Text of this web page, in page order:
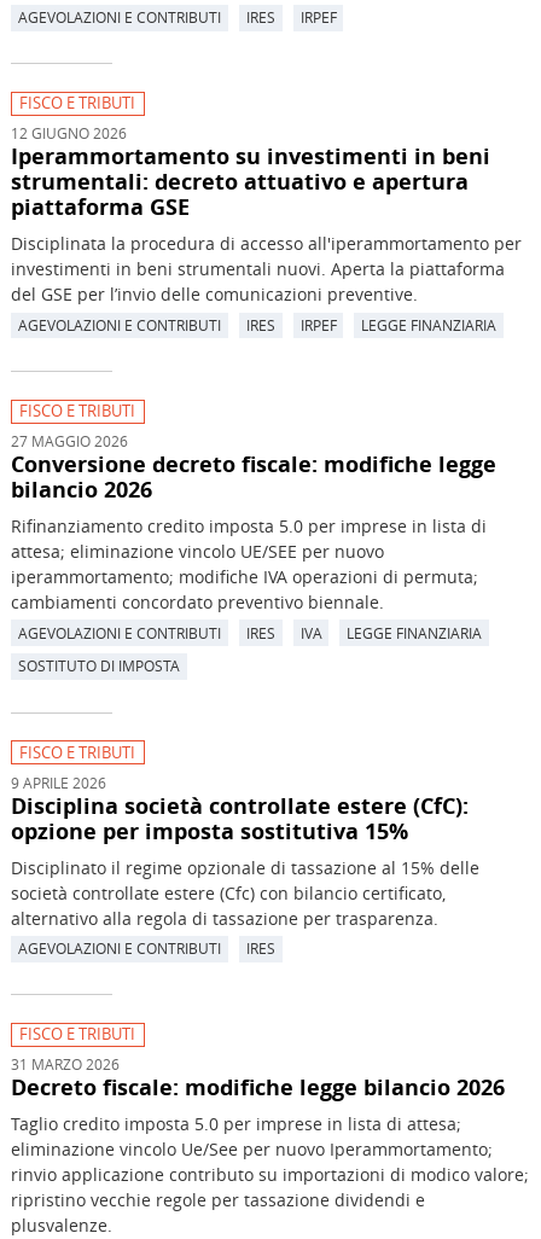
AGEVOLAZIONI E CONTRIBUTI IRES IRPEF
FISCO E TRIBUTI
12 GIUGNO 2026
Iperammortamento su investimenti in beni
strumentali: decreto attuativo e apertura
piattaforma GSE
Disciplinata la procedura di accesso all'iperammortamento per
investimenti in beni strumentali nuovi. Aperta la piattaforma
del GSE per l’invio delle comunicazioni preventive.
AGEVOLAZIONI E CONTRIBUTI IRES IRPEF LEGGE FINANZIARIA
FISCO E TRIBUTI
27 MAGGIO 2026
Conversione decreto fiscale: modifiche legge
bilancio 2026
Rifinanziamento credito imposta 5.0 per imprese in lista di
attesa; eliminazione vincolo UE/SEE per nuovo
iperammortamento; modifiche IVA operazioni di permuta;
cambiamenti concordato preventivo biennale.
AGEVOLAZIONI E CONTRIBUTI IRES IVA
LEGGE FINANZIARIA
SOSTITUTO DI IMPOSTA
FISCO E TRIBUTI
9 APRILE 2026
Disciplina società controllate estere (CfC):
opzione per imposta sostitutiva 15%
Disciplinato il regime opzionale di tassazione al 15% delle
società controllate estere (Cfc) con bilancio certificato,
alternativo alla regola di tassazione per trasparenza.
AGEVOLAZIONI E CONTRIBUTI IRES
FISCO E TRIBUTI
31 MARZO 2026
Decreto fiscale: modifiche legge bilancio 2026
Taglio credito imposta 5.0 per imprese in lista di attesa;
eliminazione vincolo Ue/See per nuovo Iperammortamento;
rinvio applicazione contributo su importazioni di modico valore;
ripristino vecchie regole per tassazione dividendi e
plusvalenze.